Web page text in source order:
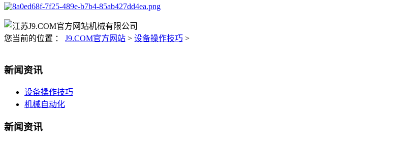
您当前的位置 ： J9.COM官方网站 > 设备操作技巧 >
新闻资讯
设备操作技巧
机械自动化
新闻资讯